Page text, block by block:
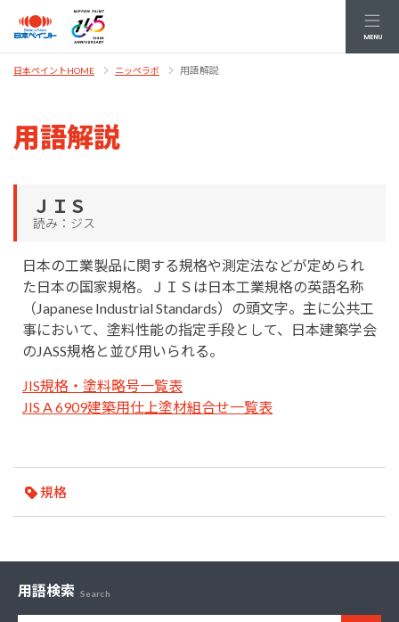
MENU
日本ペイントHOME ニッペラボ 用語解説
用語解説
ＪＩＳ
読み：ジス
日本の工業製品に関する規格や測定法などが定められ
た日本の国家規格。ＪＩＳは日本工業規格の英語名称
（Japanese Industrial Standards）の頭文字。主に公共工
事において、塗料性能の指定手段として、日本建築学会
のJASS規格と並び用いられる。
JIS規格・塗料略号一覧表
JIS A 6909建築用仕上塗材組合せ一覧表
規格
用語検索 Search